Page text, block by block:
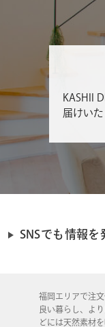
KASHII
届けい
SNSでも情報を
福岡エリアで注
良い暮らし、よ
どには天然素材